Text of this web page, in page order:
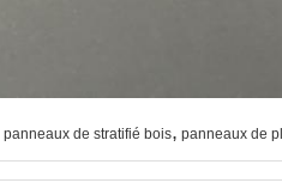
panneaux de stratifié bois, panneaux de